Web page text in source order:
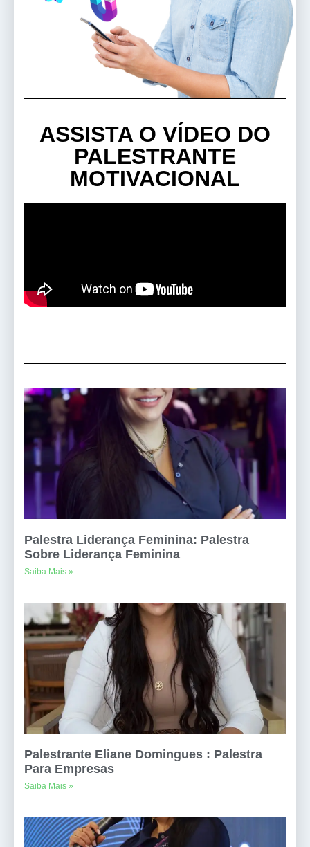
ASSISTA O VÍDEO DO
PALESTRANTE
MOTIVACIONAL
Palestra Liderança Feminina: Palestra
Sobre Liderança Feminina
Saiba Mais »
Palestrante Eliane Domingues : Palestra
Para Empresas
Saiba Mais »